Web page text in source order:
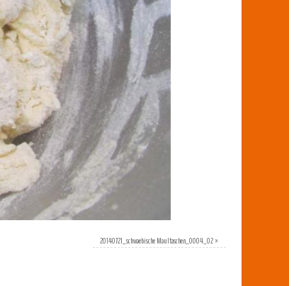
20140721_schwaebische Maultaschen_0004_02»